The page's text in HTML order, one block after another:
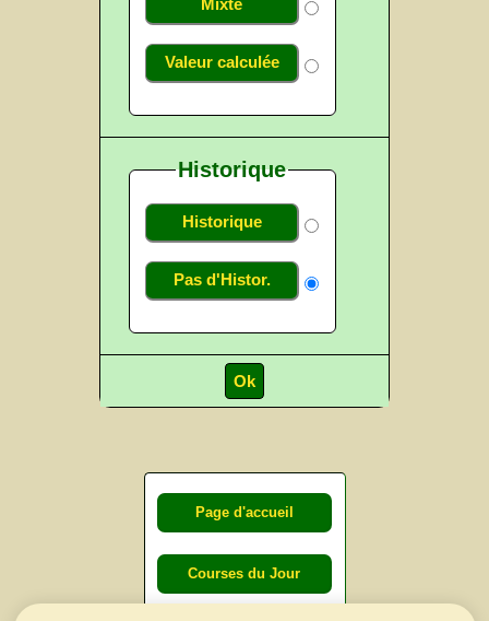
Mixte
Valeur calculée
Historique
Historique
Pas d'Histor.
Page d'accueil
Courses du Jour